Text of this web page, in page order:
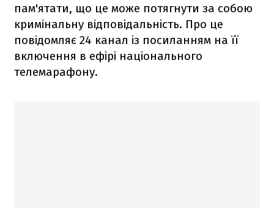
пам'ятати, що це може потягнути за собою
кримінальну відповідальність. Про це
повідомляє 24 канал із посиланням на її
включення в ефірі національного
телемарафону.